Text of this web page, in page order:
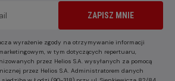
ZAPISZ MNIE
wyrażenie zgody na otrzymywanie informacji
w tym dotyczących repertuaru,
przez Helios S.A. wysyłanych za pomocą
przez Helios S.A. Administratorem danych